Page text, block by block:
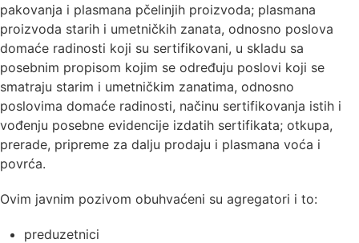
pakovanja i plasmana pčelinjih proizvoda; plasmana
proizvoda starih i umetničkih zanata, odnosno poslova
domaće radinosti koji su sertifikovani, u skladu sa
posebnim propisom kojim se određuju poslovi koji se
smatraju starim i umetničkim zanatima, odnosno
poslovima domaće radinosti, načinu sertifikovanja istih i
vođenju posebne evidencije izdatih sertifikata; otkupa,
prerade, pripreme za dalju prodaju i plasmana voća i
povrća.
Ovim javnim pozivom obuhvaćeni su agregatori i to:
preduzetnici